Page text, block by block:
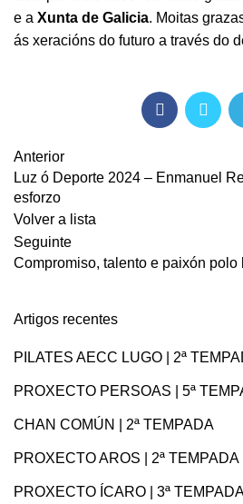
e a Xunta de Galicia. Moitas
ás xeracións do futuro a través do
Anterior
Luz ó Deporte 2024 – Enmanuel
esforzo
Volver a lista
Seguinte
Compromiso, talento e paixón polo
Artigos recentes
PILATES AECC LUGO | 2ª
PROXECTO PERSOAS | 5ª
CHAN COMÚN | 2ª TEMPADA
PROXECTO AROS | 2ª TEMPADA
PROXECTO ÍCARO | 3ª